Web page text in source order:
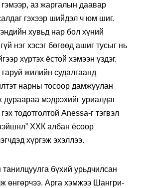
гэмээр, аз жаргалын даавар
гэхээр шийдэл ч юм шиг.
хувьд нар бол хүний
нэг хэсэг бөгөөд ашиг тусыг нь
хүртэх ёстой хэмээн үздэг.
гаруй жилийн судалгаанд
нарны тосоор дамжуулан
дураараа мэдрэхийг уриалдаг
тодотголтой Anessa-г тэгвэл
ХХК албан ёсоор
хүргэж эхэллээ.
бүхий урьдчилсан
өнгөрчээ. Арга хэмжээ Шангри-